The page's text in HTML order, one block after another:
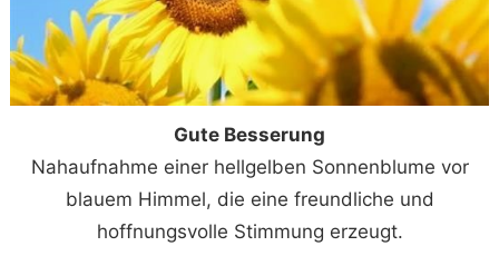
Gute Besserung
Nahaufnahme einer hellgelben Sonnenblume vor
blauem Himmel, die eine freundliche und
hoffnungsvolle Stimmung erzeugt.